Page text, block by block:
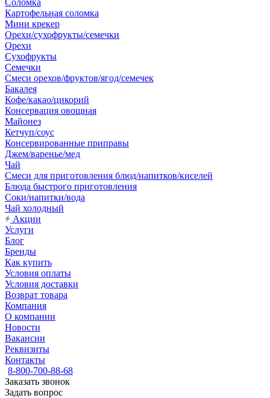
Соломка
Картофельная соломка
Мини крекер
Орехи/сухофрукты/семечки
Орехи
Сухофрукты
Семечки
Смеси орехов/фруктов/ягод/семечек
Бакалея
Кофе/какао/цикорий
Консервация овощная
Майонез
Кетчуп/соус
Консервированные приправы
Джем/варенье/мед
Чай
Смеси для приготовления блюд/напитков/киселей
Блюда быстрого приготовления
Соки/напитки/вода
Чай холодный
Акции
Услуги
Блог
Бренды
Как купить
Условия оплаты
Условия доставки
Возврат товара
Компания
О компании
Новости
Вакансии
Реквизиты
Контакты
8-800-700-88-68
Заказать звонок
Задать вопрос